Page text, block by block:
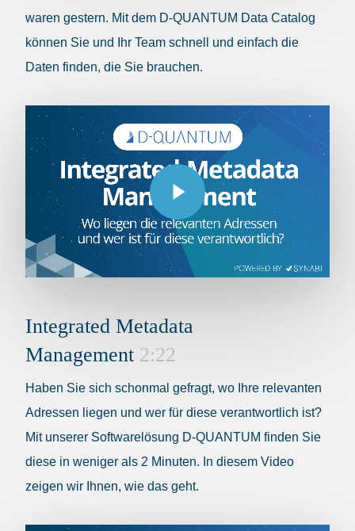
waren gestern. Mit dem D-QUANTUM Data Catalog
können Sie und Ihr Team schnell und einfach die
Daten finden, die Sie brauchen.
Play Video
Play Video
Integrated Metadata
Management 2:22
Haben Sie sich schonmal gefragt, wo Ihre relevanten
Adressen liegen und wer für diese verantwortlich ist?
Mit unserer Softwarelösung D-QUANTUM finden Sie
diese in weniger als 2 Minuten. In diesem Video
zeigen wir Ihnen, wie das geht.
Play Video